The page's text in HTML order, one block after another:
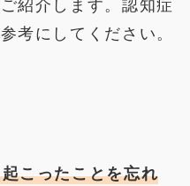
紹介します。認知症
考にしてください。
こったことを忘れ